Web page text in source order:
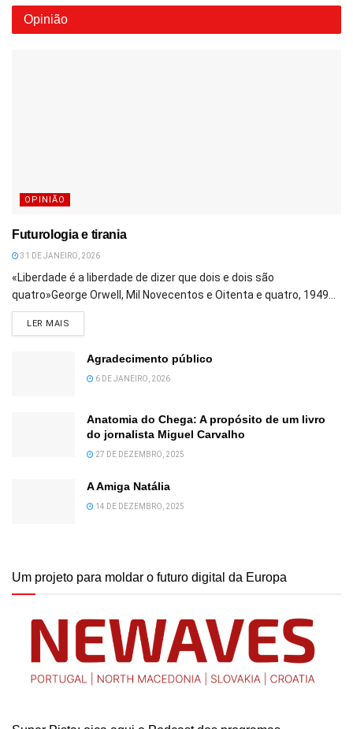
Opinião
OPINIÃO
Futurologia e tirania
31 DE JANEIRO, 2026
«Liberdade é a liberdade de dizer que dois e dois são
quatro»George Orwell, Mil Novecentos e Oitenta e quatro, 1949...
LER MAIS
Agradecimento público
6 DE JANEIRO, 2026
Anatomia do Chega: A propósito de um livro
do jornalista Miguel Carvalho
27 DE DEZEMBRO, 2025
A Amiga Natália
14 DE DEZEMBRO, 2025
Um projeto para moldar o futuro digital da Europa